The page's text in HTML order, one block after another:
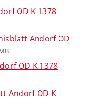
OD K 1378
Andorf OD
OD K 1378
Andorf OD K